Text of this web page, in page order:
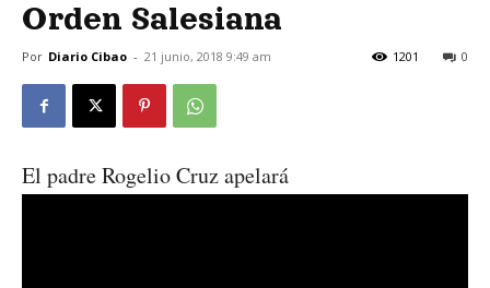
Orden Salesiana
Por Diario Cibao - 21 junio, 2018 9:49 am 0
1201
El padre Rogelio Cruz apelará